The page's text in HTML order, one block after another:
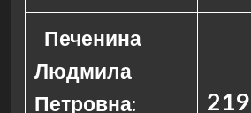
Печенина
Людмила
Петровна:
219